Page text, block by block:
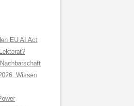
EU AI Act
Wissen